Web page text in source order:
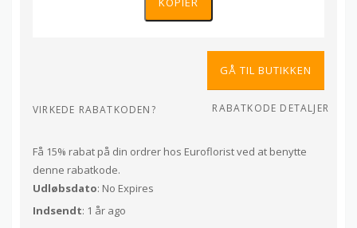
GÅ TIL BUTIKKEN
VIRKEDE RABATKODEN? RABATKODE DETALJER
Få 15% rabat på din ordrer hos Euroflorist ved at benytte
denne rabatkode.
Udløbsdato: No Expires
Indsendt: 1 år ago